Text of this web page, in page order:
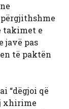
takimet e
javë pas
të paktën
“dëgjoi që
xhirime